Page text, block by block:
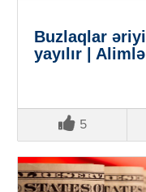
Buzlaqlar
yayılır |
5